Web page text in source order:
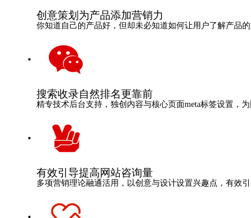
创意策划 为产品添加营销力
你知道自己的产品好，但却未必知道如何让用户了解产品
搜索收录自然排名更靠前
精专技术后台支持，独创内容与核心页面meta标签设置，
有效引导提高网站咨询量
多项营销理论融通活用，以创意与设计设置兴趣点，有效引